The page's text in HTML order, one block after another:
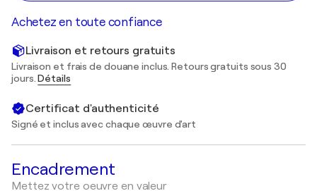
Achetez en toute confiance
Livraison et retours gratuits
Livraison et frais de douane inclus. Retours gratuits sous 30
jours.Détails
Certificat d'authenticité
Signé et inclus avec chaque œuvre d'art
Encadrement
Mettez votre oeuvre en valeur